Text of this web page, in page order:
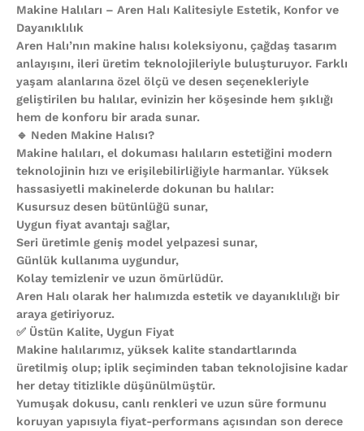
Makine Halıları – Aren Halı Kalitesiyle Estetik, Konfor ve
Dayanıklılık
Aren Halı’nın makine halısı koleksiyonu, çağdaş tasarım
anlayışını, ileri üretim teknolojileriyle buluşturuyor. Farklı
yaşam alanlarına özel ölçü ve desen seçenekleriyle
geliştirilen bu halılar, evinizin her köşesinde hem şıklığı
hem de konforu bir arada sunar.
🔹 Neden Makine Halısı?
Makine halıları, el dokuması halıların estetiğini modern
teknolojinin hızı ve erişilebilirliğiyle harmanlar. Yüksek
hassasiyetli makinelerde dokunan bu halılar:
Kusursuz desen bütünlüğü sunar,
Uygun fiyat avantajı sağlar,
Seri üretimle geniş model yelpazesi sunar,
Günlük kullanıma uygundur,
Kolay temizlenir ve uzun ömürlüdür.
Aren Halı olarak her halımızda estetik ve dayanıklılığı bir
araya getiriyoruz.
✅ Üstün Kalite, Uygun Fiyat
Makine halılarımız, yüksek kalite standartlarında
üretilmiş olup; iplik seçiminden taban teknolojisine kadar
her detay titizlikle düşünülmüştür.
Yumuşak dokusu, canlı renkleri ve uzun süre formunu
koruyan yapısıyla fiyat-performans açısından son derece